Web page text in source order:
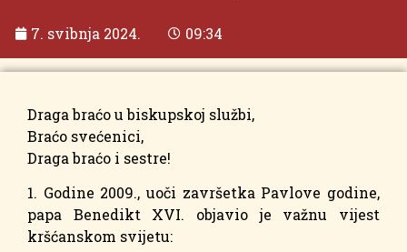
7. svibnja 2024. 09:34
Draga braćo u biskupskoj službi,
Braćo svećenici,
Draga braćo i sestre!
1. Godine 2009., uoči završetka Pavlove godine,
papa Benedikt XVI. objavio je važnu vijest
kršćanskom svijetu: